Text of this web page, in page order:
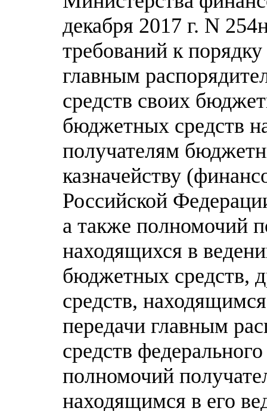
декабря 2017 г. N
требований к
главным
средств своих
бюджетных средств
получателям
казначейству
Российской
а также полномочий
находящихся в
бюджетных средств,
средств,
передачи главным
средств
полномочий
находящимся в его